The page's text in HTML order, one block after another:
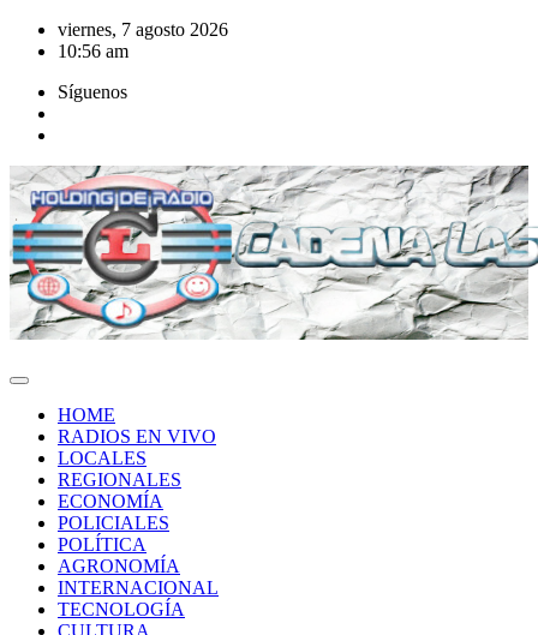
Saltar
viernes, 7 agosto 2026
10:56 am
Síguenos
HOME
RADIOS EN VIVO
LOCALES
REGIONALES
ECONOMÍA
POLICIALES
POLÍTICA
AGRONOMÍA
INTERNACIONAL
TECNOLOGÍA
CULTURA